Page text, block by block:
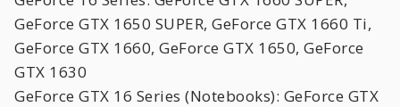
GeForce GTX 1650 SUPER, GeForce GTX 1660 Ti,
GeForce GTX 1660, GeForce GTX 1650, GeForce
GTX 1630
GeForce GTX 16 Series (Notebooks): GeForce GTX